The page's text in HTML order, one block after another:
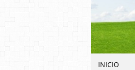
INICIO